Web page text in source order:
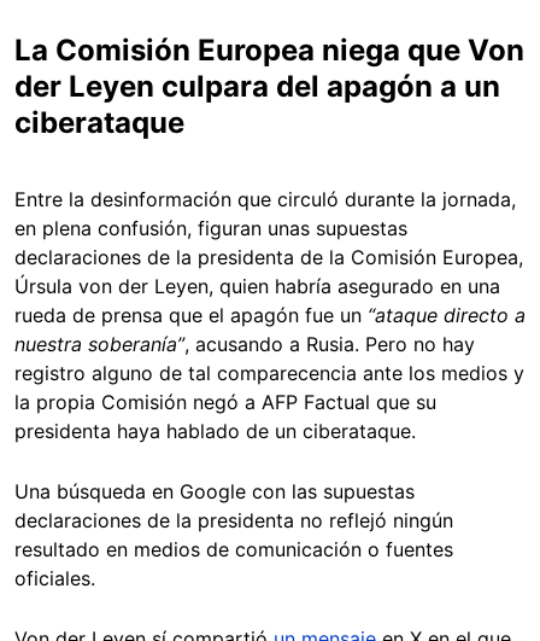
La Comisión Europea niega que Von
der Leyen culpara del apagón a un
ciberataque
Entre la desinformación que circuló durante la jornada,
en plena confusión, figuran unas supuestas
declaraciones de la presidenta de la Comisión Europea,
Úrsula von der Leyen, quien habría asegurado en una
rueda de prensa que el apagón fue un “ataque directo a
nuestra soberanía”, acusando a Rusia. Pero no hay
registro alguno de tal comparecencia ante los medios y
la propia Comisión negó a AFP Factual que su
presidenta haya hablado de un ciberataque.
Una búsqueda en Google con las supuestas
declaraciones de la presidenta no reflejó ningún
resultado en medios de comunicación o fuentes
oficiales.